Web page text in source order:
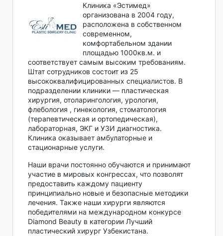
Клиника «Эстимед»
организована в 2004 году,
расположена в собственном
современном,
комфортабельном здании
площадью 1000кв.м. и
соответствует самым высоким требованиям.
Штат сотрудников состоит из 25
высококвалифицированных специалистов. В
подразделении клиники — пластическая
хирургия, отоларингология, урология,
флебология , гинекология, стоматология
(терапевтическая и ортопедическая),
лабораторная, ЭКГ и УЗИ диагностика.
Клиника оказывает амбулаторные и
стационарные услуги.
Наши врачи постоянно обучаются и принимают
участие в мировых конгрессах, что позволят
предоставить каждому пациенту
принципиально новые и безопасные методики
лечения. Также наши хирурги являются
победителями на международном конкурсе
Diamond Beauty в категории Лучший
пластический хирург Узбекистана.